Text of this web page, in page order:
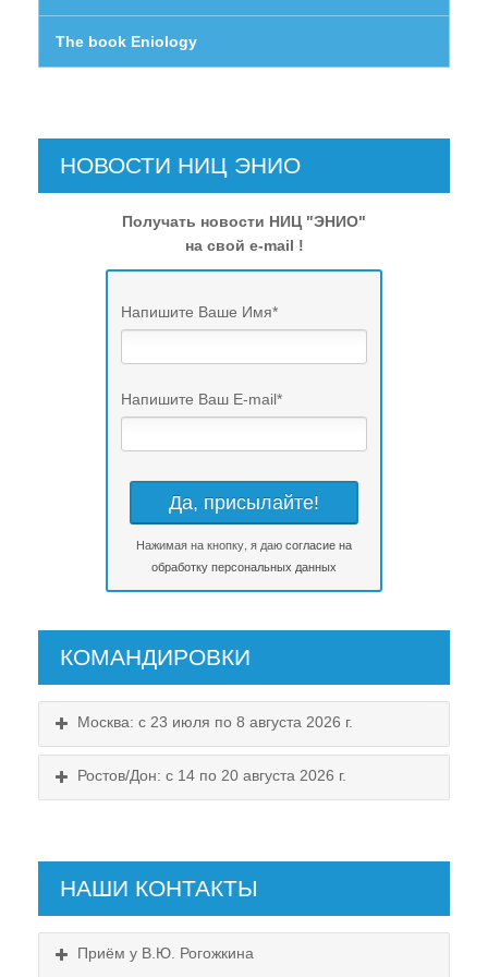
Купить книги В.Ю. Рогожкина
Аудио-книга "Эниология"
Представители
The book Eniology
НОВОСТИ НИЦ ЭНИО
Получать новости НИЦ "ЭНИО"
на свой e-mail !
Напишите Ваше Имя*
Напишите Ваш E-mail*
Нажимая на кнопку, я даюсогласие на
обработку персональных данных
КОМАНДИРОВКИ
Москва: с 23 июля по 8 августа 2026 г.
Ростов/Дон: с 14 по 20 августа 2026 г.
НАШИ КОНТАКТЫ
Приём у В.Ю. Рогожкина